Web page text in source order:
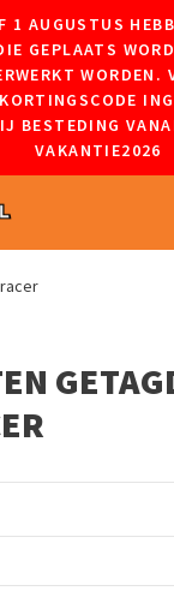
1 AUGUSTUS
GEPLAATS
WORDEN.
BESTEDING
VAKANTIE2026